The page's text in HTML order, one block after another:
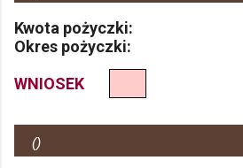
Kwota pożyczki:
Okres pożyczki:
WNIOSEK
()